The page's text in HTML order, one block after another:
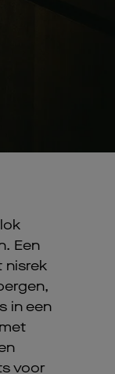
Een
nisrek
in een
voor